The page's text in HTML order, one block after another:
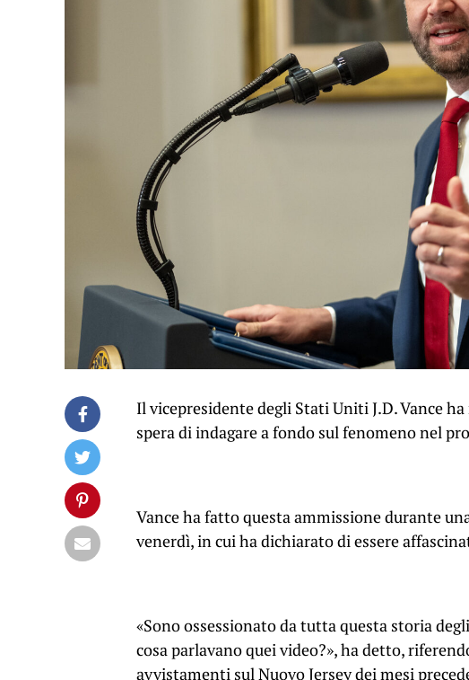
Il vicepresidente degli Stati Uniti J.D. Vance
spera di indagare a fondo sul fenomeno nel
Vance ha fatto questa ammissione durante
venerdì, in cui ha dichiarato di essere
«Sono ossessionato da tutta questa storia
cosa parlavano quei video?», ha detto,
avvistamenti sul Nuovo Jersey dei mesi